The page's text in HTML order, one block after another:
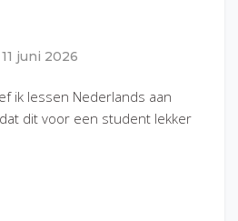
11 juni 2026
ik lessen Nederlands aan
dit voor een student lekker